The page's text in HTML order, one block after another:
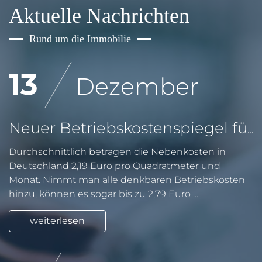
Aktuelle Nachrichten
Rund um die Immobilie
13 Dezember
Neuer Betriebskostenspiegel für Deutschland
Durchschnittlich betragen die Nebenkosten in
Deutschland 2,19 Euro pro Quadratmeter und
Monat. Nimmt man alle denkbaren Betriebskosten
hinzu, können es sogar bis zu 2,79 Euro ...
weiterlesen